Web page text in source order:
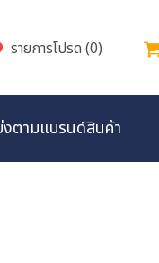
รายการโปรด (0)
ตามแบรนด์สินค้า